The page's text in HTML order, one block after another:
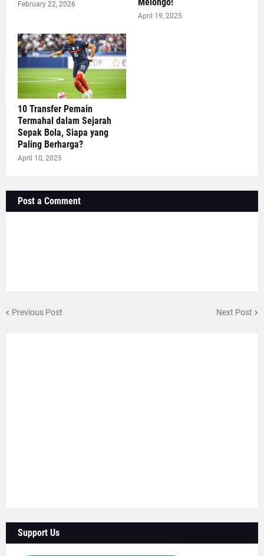
February 22, 2026
April 19, 2025
10 Transfer Pemain
Termahal dalam Sejarah
Sepak Bola, Siapa yang
Paling Berharga?
April 10, 2025
Post a Comment
Previous Post Next Post
Support Us